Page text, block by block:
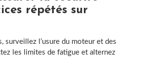
répétés sur
surveillez l’usure du moteur et des
les limites de fatigue et alternez